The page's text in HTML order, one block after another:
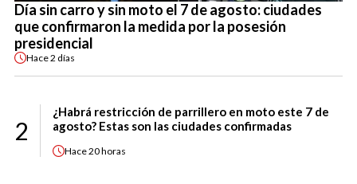
Día sin carro y sin moto el 7 de agosto: ciudades
que confirmaron la medida por la posesión
presidencial
Hace2 días
2
¿Habrá restricción de parrillero en moto este 7 de
agosto? Estas son las ciudades confirmadas
Hace20 horas